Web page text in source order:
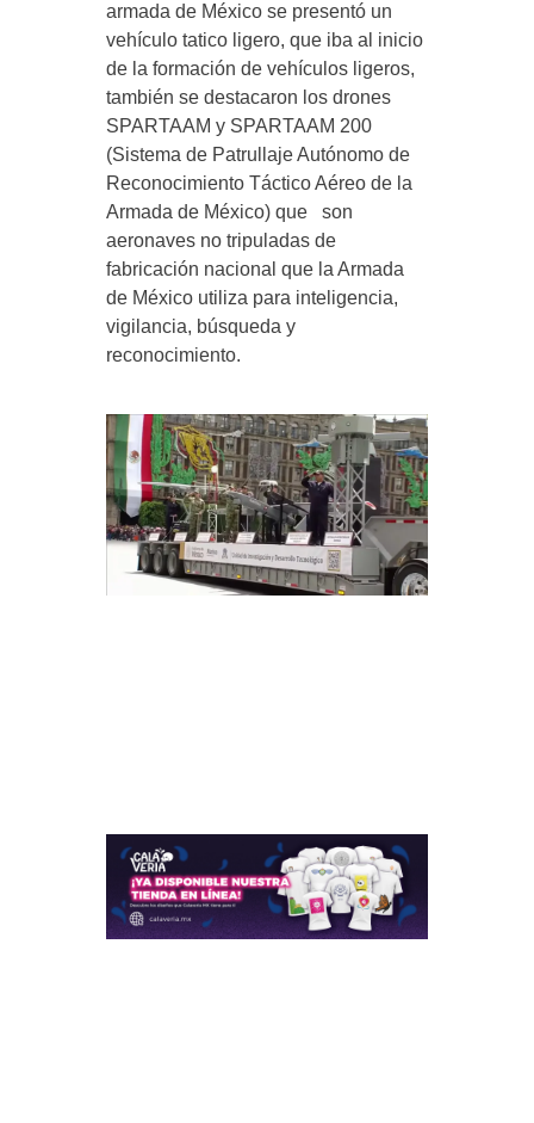
armada de México se presentó un
vehículo tatico ligero, que iba al inicio
de la formación de vehículos ligeros,
también se destacaron los drones
SPARTAAM y SPARTAAM 200
(Sistema de Patrullaje Autónomo de
Reconocimiento Táctico Aéreo de la
Armada de México) que son
aeronaves no tripuladas de
fabricación nacional que la Armada
de México utiliza para inteligencia,
vigilancia, búsqueda y
reconocimiento.